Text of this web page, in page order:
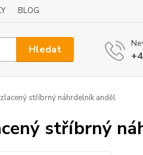
BLOG
Hledat
stříbrný náhrdelník anděl
stříbrný